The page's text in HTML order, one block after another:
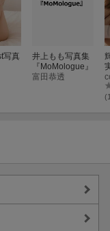
写真
井上もも写真集
『MoMologue』
富田恭透